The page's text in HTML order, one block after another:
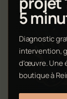
5
Diagnostic
intervention,
d'œuvre. Une
boutique à